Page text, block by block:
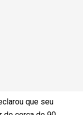
que seu